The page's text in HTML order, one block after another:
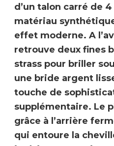
d’un talon carré de 4
matériau
effet moderne. A
retrouve deux fines
strass pour briller
une bride argent
touche de
supplémentaire. Le
grâce à l’arrière
qui entoure la